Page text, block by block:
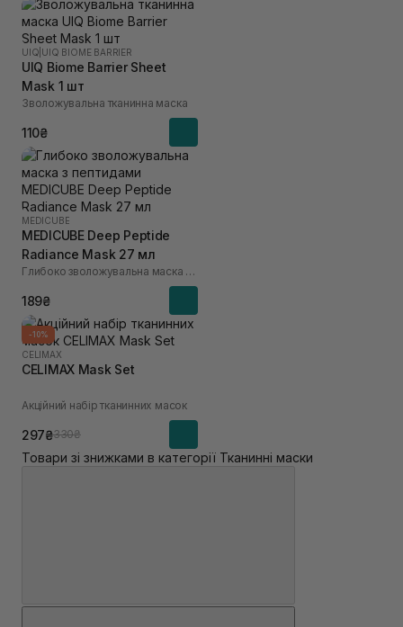
UIQ UIQ BIOME BARRIER
UIQ Biome Barrier Sheet
Mask 1 шт
Зволожувальна тканинна маска
110₴
MEDICUBE
MEDICUBE Deep Peptide
Radiance Mask 27 мл
Глибоко зволожувальна маска з пептидами
189₴
-10%
CELIMAX
CELIMAX Mask Set
Акційний набір тканинних масок
297₴330₴
Товари зі знижками в категорії Тканинні маски